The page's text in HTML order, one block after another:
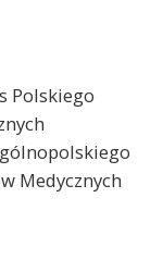
Polskiego
Medycznych